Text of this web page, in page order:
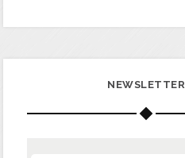
NEWSLETTER